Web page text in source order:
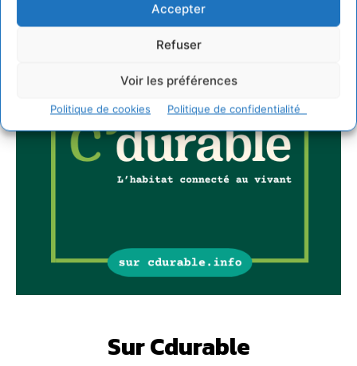
Accepter
Refuser
Voir les préférences
Politique de cookies Politique de confidentialité
Sur Cdurable